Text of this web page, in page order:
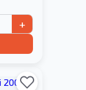
+